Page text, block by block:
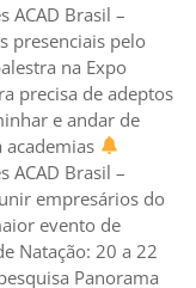
ACAD Brasil –
presenciais pelo
na Expo
precisa de adeptos
e andar de
academias
ACAD Brasil –
empresários do
evento de
Natação: 20 a 22
Panorama